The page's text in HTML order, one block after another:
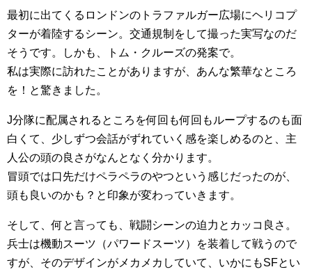
最初に出てくるロンドンのトラファルガー広場にヘリコプ
ターが着陸するシーン。交通規制をして撮った実写なのだ
そうです。しかも、トム・クルーズの発案で。
私は実際に訪れたことがありますが、あんな繁華なところ
を！と驚きました。
J分隊に配属されるところを何回も何回もループするのも面
白くて、少しずつ会話がずれていく感を楽しめるのと、主
人公の頭の良さがなんとなく分かります。
冒頭では口先だけペラペラのやつという感じだったのが、
頭も良いのかも？と印象が変わっていきます。
そして、何と言っても、戦闘シーンの迫力とカッコ良さ。
兵士は機動スーツ（パワードスーツ）を装着して戦うので
すが、そのデザインがメカメカしていて、いかにもSFとい